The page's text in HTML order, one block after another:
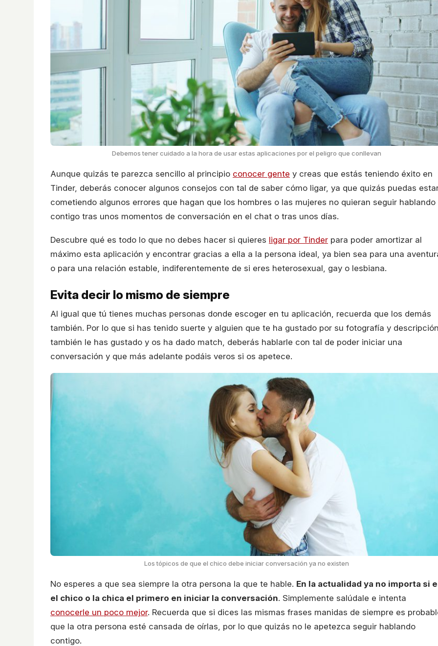
Debemos tener cuidado a la hora de usar estas aplicaciones por el peligro que conllevan
Aunque quizás te parezca sencillo al principio conocer gente y creas que estás teniendo éxito en
Tinder, deberás conocer algunos consejos con tal de saber cómo ligar, ya que quizás puedas
cometiendo algunos errores que hagan que los hombres o las mujeres no quieran seguir hablando
contigo tras unos momentos de conversación en el chat o tras unos días.
Descubre qué es todo lo que no debes hacer si quieres ligar por Tinder para poder amortizar al
máximo esta aplicación y encontrar gracias a ella a la persona ideal, ya bien sea para una
o para una relación estable, indiferentemente de si eres heterosexual, gay o lesbiana.
Evita decir lo mismo de siempre
Al igual que tú tienes muchas personas donde escoger en tu aplicación, recuerda que los demás
también. Por lo que si has tenido suerte y alguien que te ha gustado por su fotografía y
también le has gustado y os ha dado match, deberás hablarle con tal de poder iniciar una
conversación y que más adelante podáis veros si os apetece.
Los tópicos de que el chico debe iniciar conversación ya no existen
No esperes a que sea siempre la otra persona la que te hable. En la actualidad ya no importa si
el chico o la chica el primero en iniciar la conversación. Simplemente salúdale e intenta
conocerle un poco mejor. Recuerda que si dices las mismas frases manidas de siempre es
que la otra persona esté cansada de oírlas, por lo que quizás no le apetezca seguir hablando
contigo.